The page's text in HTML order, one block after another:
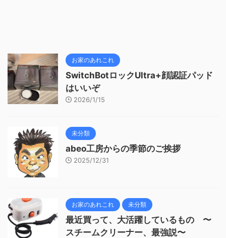
お家のあれこれ
SwitchBotロックUltra+顔認証パッド
はいいぞ
2026/1/15
未分類
abeo工房からの季節のご挨拶
2025/12/31
お家のあれこれ 未分類
最近買って、大活躍しているもの 〜
スチームクリーナー、最強説〜